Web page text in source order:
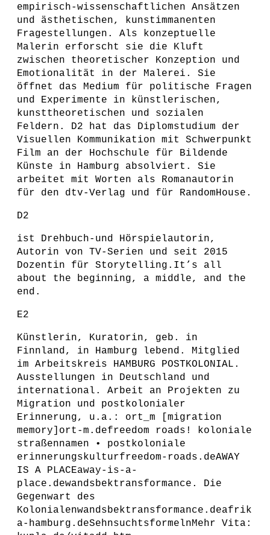
empirisch-wissenschaftlichen Ansätzen
und ästhetischen, kunstimmanenten
Fragestellungen. Als konzeptuelle
Malerin erforscht sie die Kluft
zwischen theoretischer Konzeption und
Emotionalität in der Malerei. Sie
öffnet das Medium für politische Fragen
und Experimente in künstlerischen,
kunsttheoretischen und sozialen
Feldern. D2 hat das Diplomstudium der
Visuellen Kommunikation mit Schwerpunkt
Film an der Hochschule für Bildende
Künste in Hamburg absolviert. Sie
arbeitet mit Worten als Romanautorin
für den dtv-Verlag und für RandomHouse.
D2
ist Drehbuch-und Hörspielautorin,
Autorin von TV-Serien und seit 2015
Dozentin für Storytelling.It’s all
about the beginning, a middle, and the
end.
E2
Künstlerin, Kuratorin, geb. in
Finnland, in Hamburg lebend. Mitglied
im Arbeitskreis HAMBURG POSTKOLONIAL.
Ausstellungen in Deutschland und
international. Arbeit an Projekten zu
Migration und postkolonialer
Erinnerung, u.a.: ort_m [migration
memory]ort-m.defreedom roads! koloniale
straßennamen • postkoloniale
erinnerungskulturfreedom-roads.deAWAY
IS A PLACEaway-is-a-
place.dewandsbektransformance. Die
Gegenwart des
Kolonialenwandsbektransformance.deafrik
a-hamburg.deSehnsuchtsformelnMehr Vita: